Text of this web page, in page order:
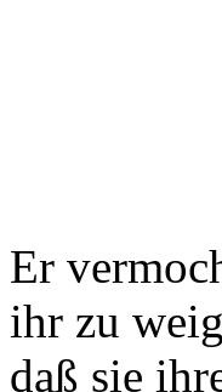
Er
ihr zu
daß sie